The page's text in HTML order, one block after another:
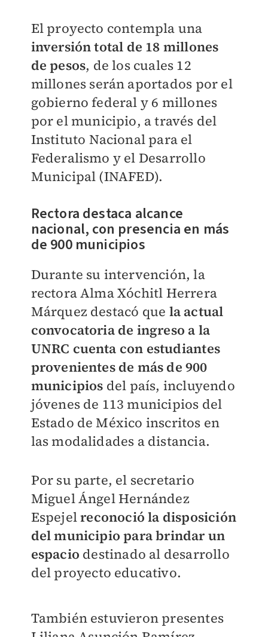
El proyecto contempla una
inversión total de 18 millones
de pesos, de los cuales 12
millones serán aportados por el
gobierno federal y 6 millones
por el municipio, a través del
Instituto Nacional para el
Federalismo y el Desarrollo
Municipal (INAFED).
Rectora destaca alcance
nacional, con presencia en más
de 900 municipios
Durante su intervención, la
rectora Alma Xóchitl Herrera
Márquez destacó que la actual
convocatoria de ingreso a la
UNRC cuenta con estudiantes
provenientes de más de 900
municipios del país, incluyendo
jóvenes de 113 municipios del
Estado de México inscritos en
las modalidades a distancia.
Por su parte, el secretario
Miguel Ángel Hernández
Espejelreconoció la disposición
del municipio para brindar un
espacio destinado al desarrollo
del proyecto educativo.
También estuvieron presentes